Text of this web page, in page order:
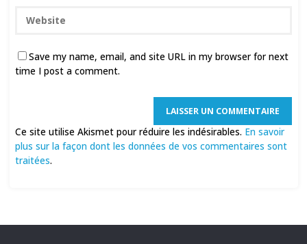
Save my name, email, and site URL in my browser for next
time I post a comment.
Ce site utilise Akismet pour réduire les indésirables. En savoir
plus sur la façon dont les données de vos commentaires sont
traitées.